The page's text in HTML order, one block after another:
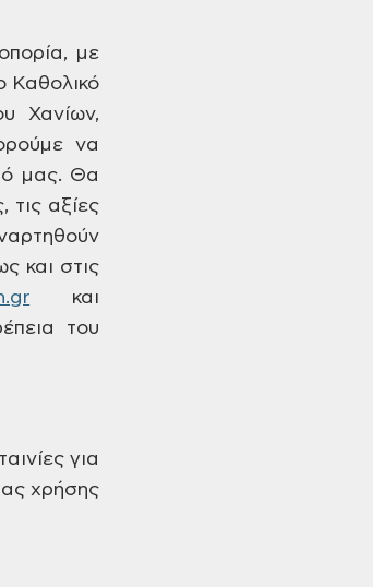
με
Καθολικό
Χανίων,
να
μας. Θα
τις αξίες
και στις
και
του
ταινίες για
χρήσης